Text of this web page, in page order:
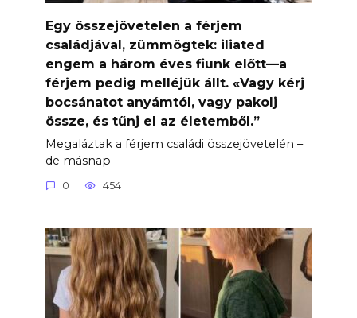
Egy összejövetelen a férjem
családjával, zümmögtek: iliated
engem a három éves fiunk előtt—a
férjem pedig melléjük állt. «Vagy kérj
bocsánatot anyámtól, vagy pakolj
össze, és tűnj el az életemből.”
Megaláztak a férjem családi összejövetelén –
de másnap
0 454